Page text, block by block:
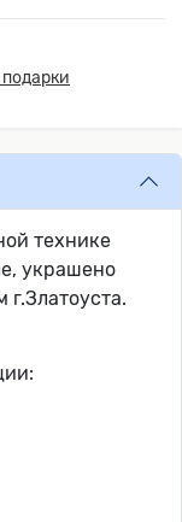
технике
украшено